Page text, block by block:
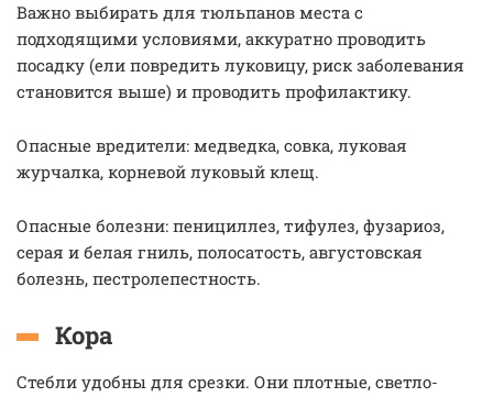
Важно выбирать для тюльпанов места с
подходящими условиями, аккуратно проводить
посадку (ели повредить луковицу, риск заболевания
становится выше) и проводить профилактику.
Опасные вредители: медведка, совка, луковая
журчалка, корневой луковый клещ.
Опасные болезни: пенициллез, тифулез, фузариоз,
серая и белая гниль, полосатость, августовская
болезнь, пестролепестность.
Кора
Стебли удобны для срезки. Они плотные, светло-